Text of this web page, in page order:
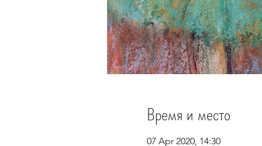
Время и место
07 Apr 2020, 14:30